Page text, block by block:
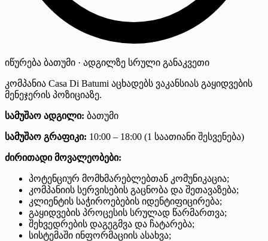
იწურება ბათუმი · ადგილზე სრული განაკვეთი
კომპანია Casa Di Batumi აცხადებს ვაკანსიას გაყიდვების
მენეჯერის პოზიციაზე.
სამუშაო ადგილი: ბათუმი
სამუშაო გრაფიკი: 10:00 – 18:00 (1 საათიანი შესვენება)
ძირითადი მოვალეობები:
პოტენციურ მომხმარებლებთან კომუნიკაცია;
კომპანიის სერვისების გაცნობა და შეთავაზება;
კლიენტის საჭიროებების იდენტიფიცირება;
გაყიდვების პროცესის სრულად წარმართვა;
შეხვედრების დაგეგმვა და ჩატარება;
სისტემაში ინფორმაციის ასახვა;